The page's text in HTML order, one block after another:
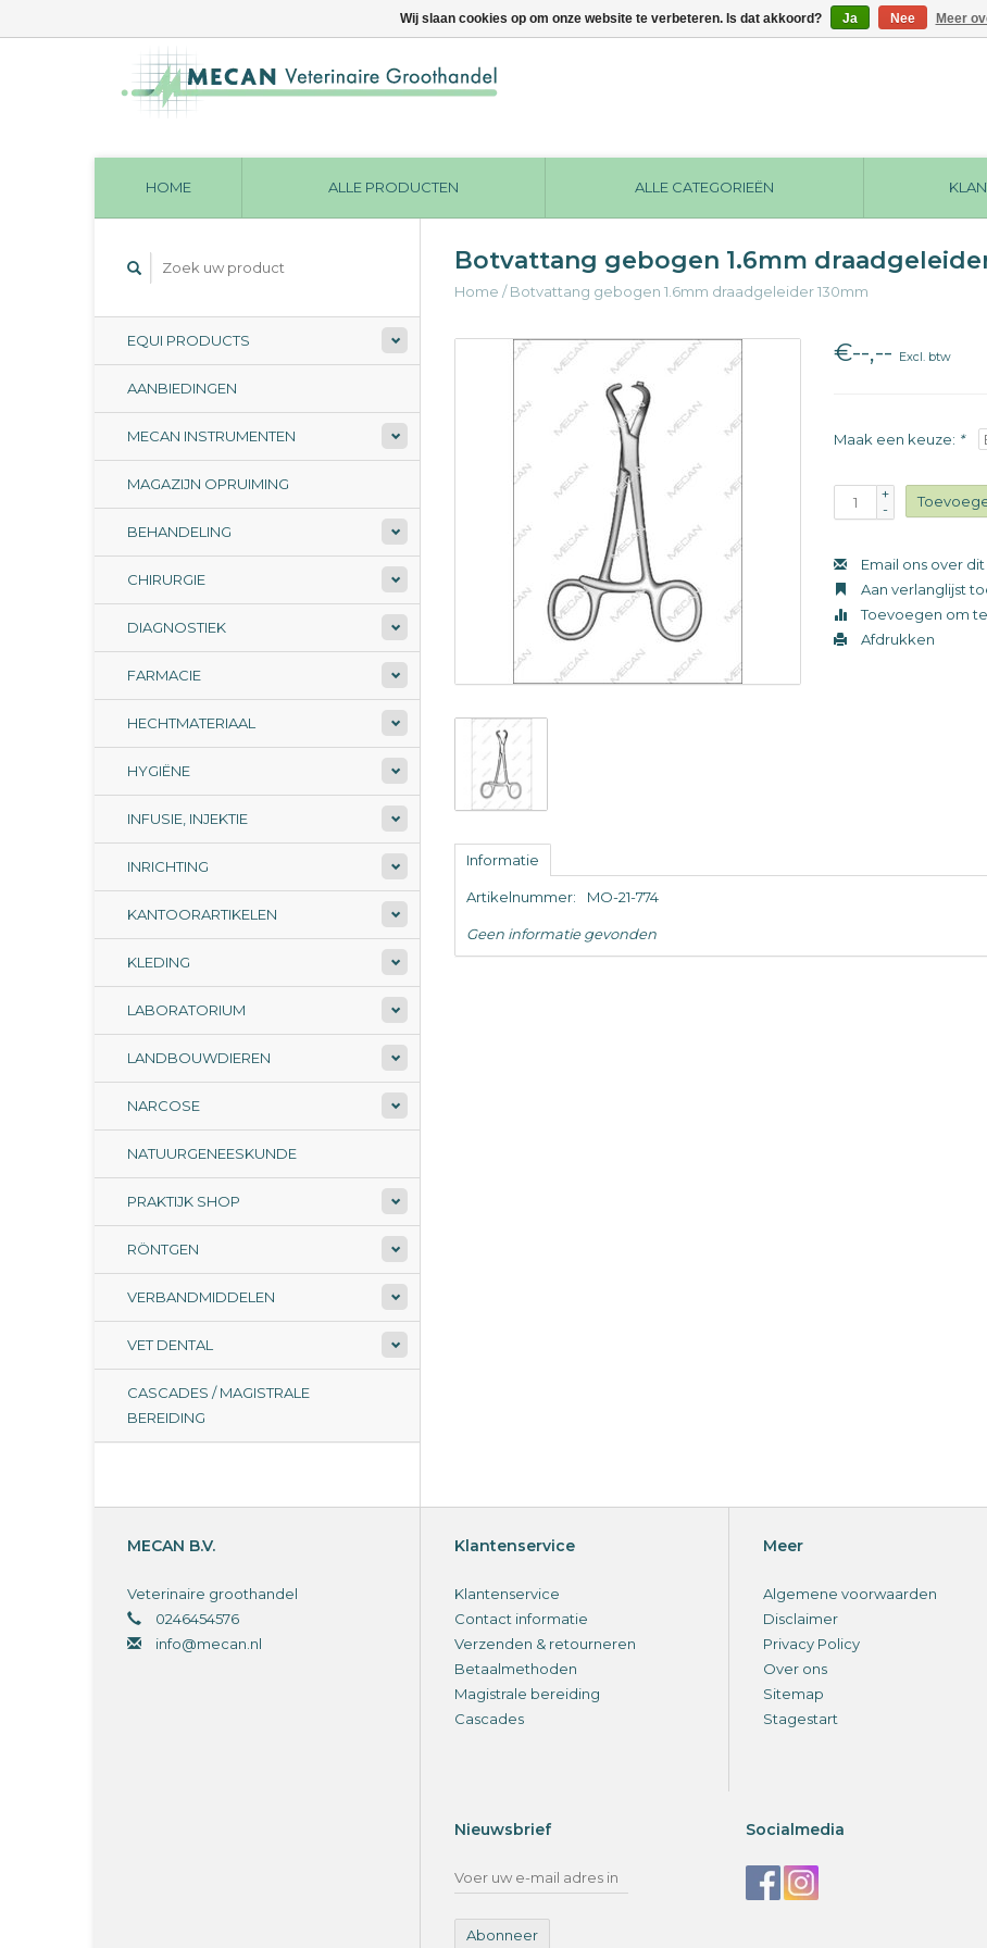
HOME ALLE PRODUCTEN ALLE CATEGORIEËN
EQUI PRODUCTS
AANBIEDINGEN
MECAN INSTRUMENTEN
MAGAZIJN OPRUIMING
BEHANDELING
CHIRURGIE
DIAGNOSTIEK
FARMACIE
HECHTMATERIAAL
HYGIËNE
INFUSIE, INJEKTIE
INRICHTING
KANTOORARTIKELEN
KLEDING
LABORATORIUM
LANDBOUWDIEREN
NARCOSE
NATUURGENEESKUNDE
PRAKTIJK SHOP
RÖNTGEN
VERBANDMIDDELEN
VET DENTAL
CASCADES / MAGISTRALE
BEREIDING
Botvattang gebogen 1.6mm
Home /Botvattang gebogen 1.6mm draadgeleider 130mm
€--,-- Excl. btw
Maak een keuze: *
+
-
Email ons over
Aan verlanglijst
Toevoegen om
Afdrukken
Informatie
Artikelnummer: MO-21-774
Geen informatie gevonden
MECAN B.V.
Veterinaire groothandel
0246454576
info@mecan.nl
Klantenservice
Klantenservice
Contact informatie
Verzenden & retourneren
Betaalmethoden
Magistrale bereiding
Cascades
Meer
Algemene voorwaarden
Disclaimer
Privacy Policy
Over ons
Sitemap
Stagestart
Nieuwsbrief
Abonneer
Socialmedia
Wij slaan cookies op om onze website te verbeteren. Is dat akkoord? Ja Nee Meer